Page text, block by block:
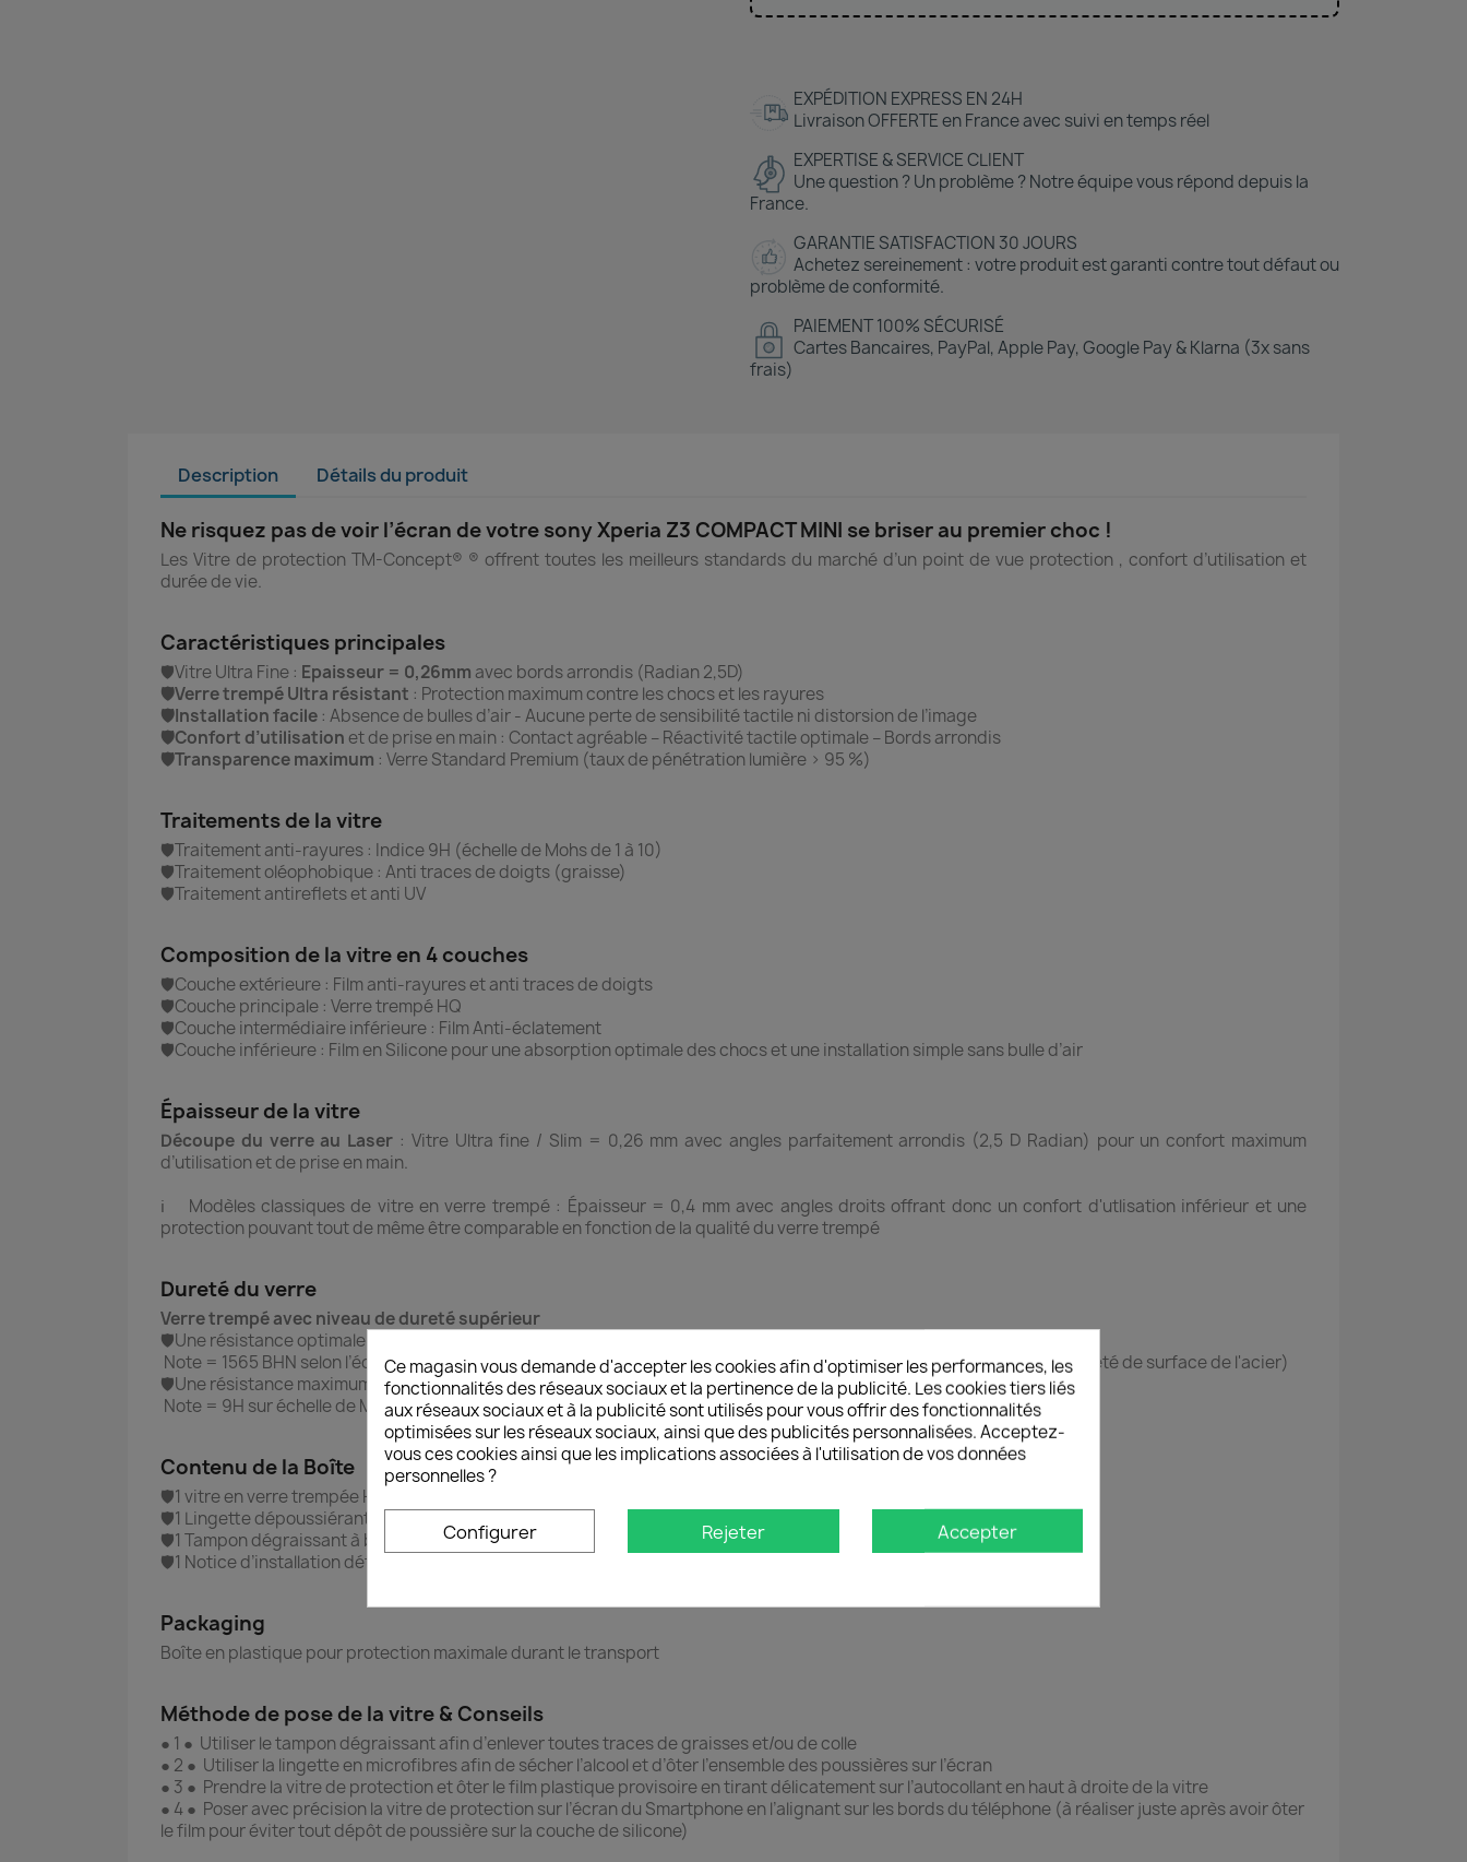
EXPÉDITION EXPRESS EN 24H
Livraison OFFERTE en France avec suivi en temps réel
EXPERTISE & SERVICE CLIENT
Une question ? Un problème ? Notre équipe vous répond depuis la
France.
GARANTIE SATISFACTION 30 JOURS
Achetez sereinement : votre produit est garanti contre tout défaut ou
problème de conformité.
PAIEMENT 100% SÉCURISÉ
Cartes Bancaires, PayPal, Apple Pay, Google Pay & Klarna (3x sans
frais)
Description Détails du produit
Ne risquez pas de voir l’écran de votre sony Xperia Z3 COMPACT MINI se briser au premier choc !
Les Vitre de protection TM-Concept® ® offrent toutes les meilleurs standards du marché d’un point de vue protection , confort d’utilisation et
durée de vie.
Caractéristiques principales
🛡️Vitre Ultra Fine : Epaisseur = 0,26mm avec bords arrondis (Radian 2,5D)
🛡️Verre trempé Ultra résistant : Protection maximum contre les chocs et les rayures
🛡️Installation facile : Absence de bulles d’air - Aucune perte de sensibilité tactile ni distorsion de l’image
🛡️Confort d’utilisation et de prise en main : Contact agréable – Réactivité tactile optimale – Bords arrondis
🛡️Transparence maximum : Verre Standard Premium (taux de pénétration lumière > 95 %)
Traitements de la vitre
🛡️Traitement anti-rayures : Indice 9H (échelle de Mohs de 1 à 10)
🛡️Traitement oléophobique : Anti traces de doigts (graisse)
🛡️Traitement antireflets et anti UV
Composition de la vitre en 4 couches
🛡️Couche extérieure : Film anti-rayures et anti traces de doigts
🛡️Couche principale : Verre trempé HQ
🛡️Couche intermédiaire inférieure : Film Anti-éclatement
🛡️Couche inférieure : Film en Silicone pour une absorption optimale des chocs et une installation simple sans bulle d’air
Épaisseur de la vitre
Découpe du verre au Laser : Vitre Ultra fine / Slim = 0,26 mm avec angles parfaitement arrondis (2,5 D Radian) pour un confort maximum
d’utilisation et de prise en main.
ℹ️ Modèles classiques de vitre en verre trempé : Épaisseur = 0,4 mm avec angles droits offrant donc un confort d'utlisation inférieur et une
protection pouvant tout de même être comparable en fonction de la qualité du verre trempé
Dureté du verre
Verre trempé avec niveau de dureté supérieur
🛡️Une résistance optimale contre la casse grâce à une absorption de chocs optimale
Note = 1565 BHN selon l’échelle de Brinell, qui caractérise la dureté de surface des matériaux (note comparable à la dureté de surface de l'acier)
🛡️Une résistance maximum contre les rayures
Note = 9H sur échelle de Mohs (notation de 1 à 10)
Contenu de la Boîte
🛡️1 vitre en verre trempée HQ
🛡️1 Lingette dépoussiérante
🛡️1 Tampon dégraissant à base d’alcool à 70°
🛡️1 Notice d’installation détaillée en français
Packaging
Boîte en plastique pour protection maximale durant le transport
Méthode de pose de la vitre & Conseils
● 1 ● Utiliser le tampon dégraissant afin d’enlever toutes traces de graisses et/ou de colle
● 2 ● Utiliser la lingette en microfibres afin de sécher l’alcool et d’ôter l’ensemble des poussières sur l’écran
● 3 ● Prendre la vitre de protection et ôter le film plastique provisoire en tirant délicatement sur l’autocollant en haut à droite de la vitre
● 4 ● Poser avec précision la vitre de protection sur l’écran du Smartphone en l’alignant sur les bords du téléphone (à réaliser juste après avoir ôter
le film pour éviter tout dépôt de poussière sur la couche de silicone)
Ce magasin vous demande d'accepter les cookies afin d'optimiser les performances, les
fonctionnalités des réseaux sociaux et la pertinence de la publicité. Les cookies tiers liés
aux réseaux sociaux et à la publicité sont utilisés pour vous offrir des fonctionnalités
optimisées sur les réseaux sociaux, ainsi que des publicités personnalisées. Acceptez-
vous ces cookies ainsi que les implications associées à l'utilisation de vos données
personnelles ?
Configurer Rejeter Accepter